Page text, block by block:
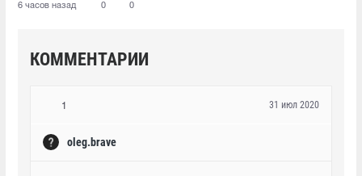
6 часов назад 0 0
КОММЕНТАРИИ
1
oleg.brave
31 июл 2020